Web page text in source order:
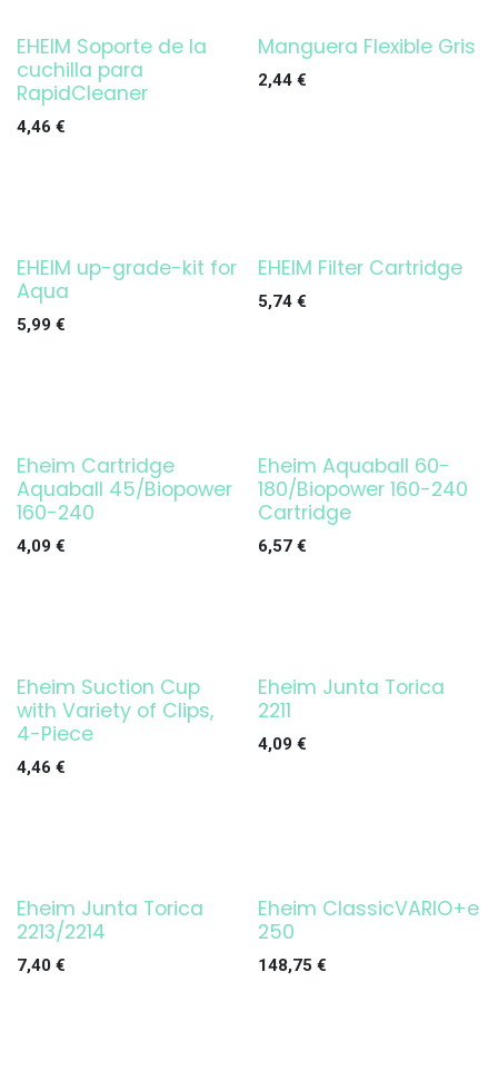
¡OFERTA!
EHEIM Soporte de la
cuchilla para
RapidCleaner
4,46 €
Manguera Flexible Gris
2,44€
¡OFERTA!
EHEIM up-grade-kit for
Aqua
5,99 €
EHEIM Filter Cartridge
5,74€
Eheim Cartridge
Aquaball 45/Biopower
160-240
4,09 €
Eheim Aquaball 60-
180/Biopower 160-240
Cartridge
6,57€
¡OFERTA!
Eheim Suction Cup
with Variety of Clips,
4-Piece
4,46 €
Eheim Junta Torica
2211
4,09 €
Eheim Junta Torica
2213/2214
7,40 €
¡OFERTA!
Eheim ClassicVARIO+e
250
148,75 €